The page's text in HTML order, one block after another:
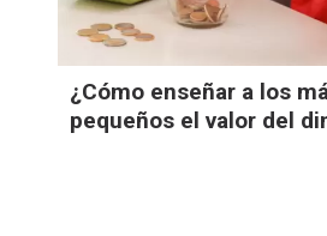
¿Cómo enseñar a los
pequeños el valor del